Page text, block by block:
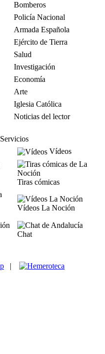
Bomberos
Policía Nacional
Armada Española
Ejército de Tierra
Salud
Investigación
Economía
Arte
Iglesia Católica
Noticias del lector
Servicios
Vídeos
Tiras cómicas
Vídeos La Noción
Chat
|